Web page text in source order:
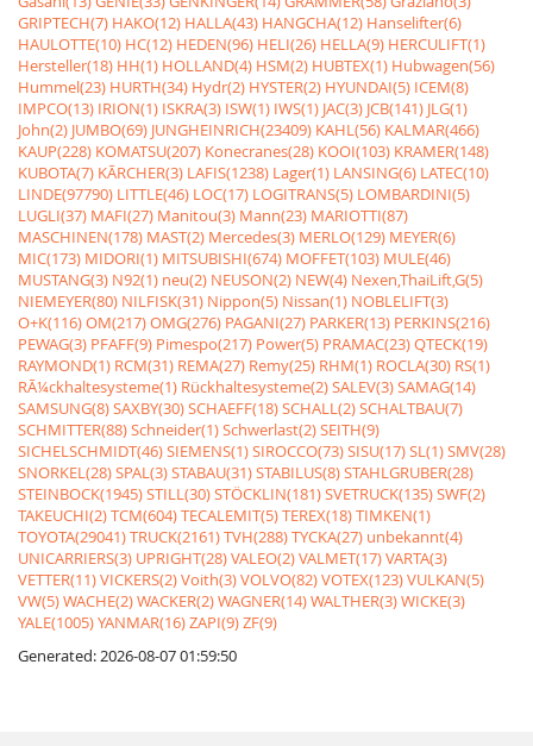
GRIPTECH(7) HAKO(12) HALLA(43) HANGCHA(12) Hanselifter(6)
HAULOTTE(10) HC(12) HEDEN(96) HELI(26) HELLA(9) HERCULIFT(1)
Hersteller(18) HH(1) HOLLAND(4) HSM(2) HUBTEX(1) Hubwagen(56)
Hummel(23) HURTH(34) Hydr(2) HYSTER(2) HYUNDAI(5) ICEM(8)
IMPCO(13) IRION(1) ISKRA(3) ISW(1) IWS(1) JAC(3) JCB(141) JLG(1)
John(2) JUMBO(69) JUNGHEINRICH(23409) KAHL(56) KALMAR(466)
KAUP(228) KOMATSU(207) Konecranes(28) KOOI(103) KRAMER(148)
KUBOTA(7) KÃRCHER(3) LAFIS(1238) Lager(1) LANSING(6) LATEC(10)
LINDE(97790) LITTLE(46) LOC(17) LOGITRANS(5) LOMBARDINI(5)
LUGLI(37) MAFI(27) Manitou(3) Mann(23) MARIOTTI(87)
MASCHINEN(178) MAST(2) Mercedes(3) MERLO(129) MEYER(6)
MIC(173) MIDORI(1) MITSUBISHI(674) MOFFET(103) MULE(46)
MUSTANG(3) N92(1) neu(2) NEUSON(2) NEW(4) Nexen,ThaiLift,G(5)
NIEMEYER(80) NILFISK(31) Nippon(5) Nissan(1) NOBLELIFT(3)
O+K(116)OM(217)OMG(276) PAGANI(27) PARKER(13) PERKINS(216)
PEWAG(3) PFAFF(9) Pimespo(217) Power(5) PRAMAC(23)QTECK(19)
RAYMOND(1) RCM(31) REMA(27) Remy(25) RHM(1) ROCLA(30) RS(1)
RÃ¼ckhaltesysteme(1) Rückhaltesysteme(2)SALEV(3)SAMAG(14)
SAMSUNG(8)SAXBY(30)SCHAEFF(18)SCHALL(2)SCHALTBAU(7)
SCHMITTER(88)Schneider(1)Schwerlast(2)SEITH(9)
SICHELSCHMIDT(46)SIEMENS(1)SIROCCO(73)SISU(17)SL(1)SMV(28)
SNORKEL(28)SPAL(3)STABAU(31)STABILUS(8)STAHLGRUBER(28)
STEINBOCK(1945)STILL(30)STÖCKLIN(181)SVETRUCK(135)SWF(2)
TAKEUCHI(2)TCM(604)TECALEMIT(5)TEREX(18)TIMKEN(1)
TOYOTA(29041)TRUCK(2161)TVH(288)TYCKA(27) unbekannt(4)
UNICARRIERS(3) UPRIGHT(28)VALEO(2)VALMET(17)VARTA(3)
VETTER(11)VICKERS(2)Voith(3)VOLVO(82)VOTEX(123)VULKAN(5)
VW(5)WACHE(2)WACKER(2)WAGNER(14)WALTHER(3)WICKE(3)
YALE(1005)YANMAR(16)ZAPI(9)ZF(9)
Generated: 2026-08-07 01:59:50